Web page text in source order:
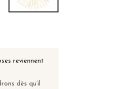
reviennent
dès qu’il